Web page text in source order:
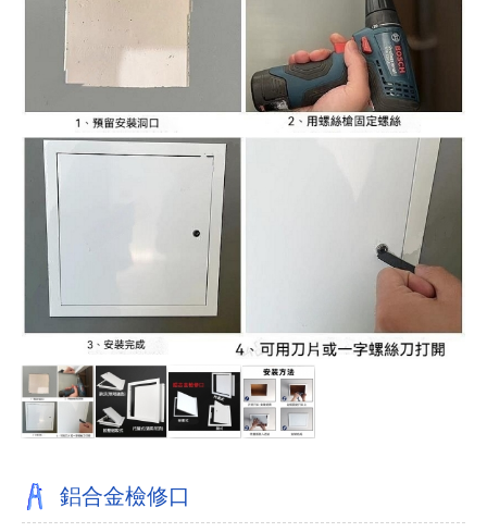
鋁合金檢修口